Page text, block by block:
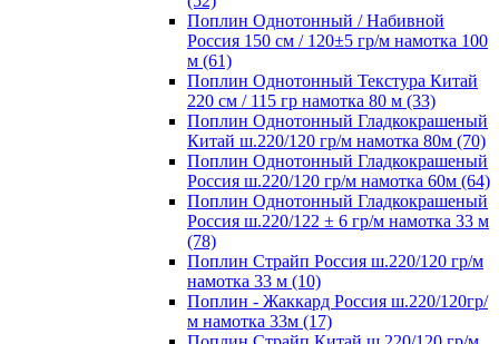
Поплин Однотонный / Набивной
Россия 150 см / 120±5 гр/м намотка 100
м (61)
Поплин Однотонный Текстура Китай
220 см / 115 гр намотка 80 м (33)
Поплин Однотонный Гладкокрашеный
Китай ш.220/120 гр/м намотка 80м (70)
Поплин Однотонный Гладкокрашеный
Россия ш.220/120 гр/м намотка 60м (64)
Поплин Однотонный Гладкокрашеный
Россия ш.220/122 ± 6 гр/м намотка 33 м
(78)
Поплин Страйп Россия ш.220/120 гр/м
намотка 33 м (10)
Поплин - Жаккард Россия ш.220/120гр/
м намотка 33м (17)